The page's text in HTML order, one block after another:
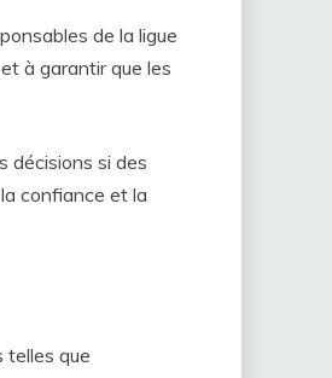
de la ligue
et à garantir que les
décisions si des
confiance et la
telles que